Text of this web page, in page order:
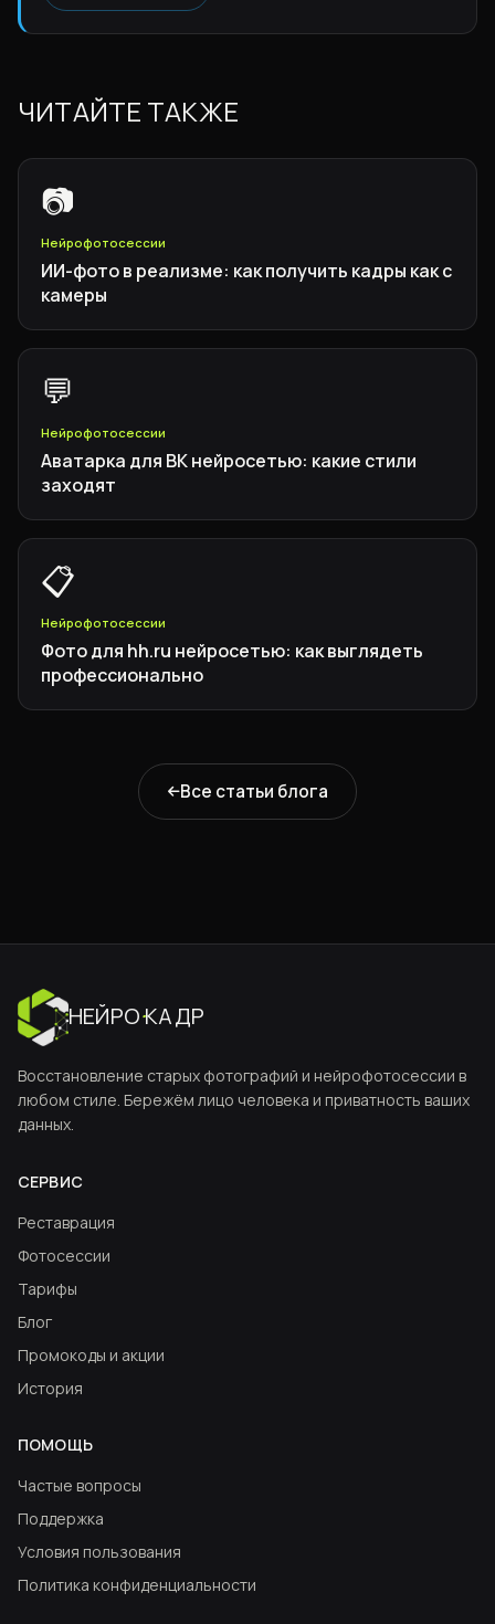
ЧИТАЙТЕ ТАКЖЕ
📷
Нейрофотосессии
ИИ-фото в реализме: как получить кадры как с
камеры
💬
Нейрофотосессии
Аватарка для ВК нейросетью: какие стили
заходят
📋
Нейрофотосессии
Фото для hh.ru нейросетью: как выглядеть
профессионально
Все статьи блога
НЕЙРО·КАДР
Восстановление старых фотографий и нейрофотосессии в
любом стиле. Бережём лицо человека и приватность ваших
данных.
СЕРВИС
Реставрация
Фотосессии
Тарифы
Блог
Промокоды и акции
История
ПОМОЩЬ
Частые вопросы
Поддержка
Условия пользования
Политика конфиденциальности